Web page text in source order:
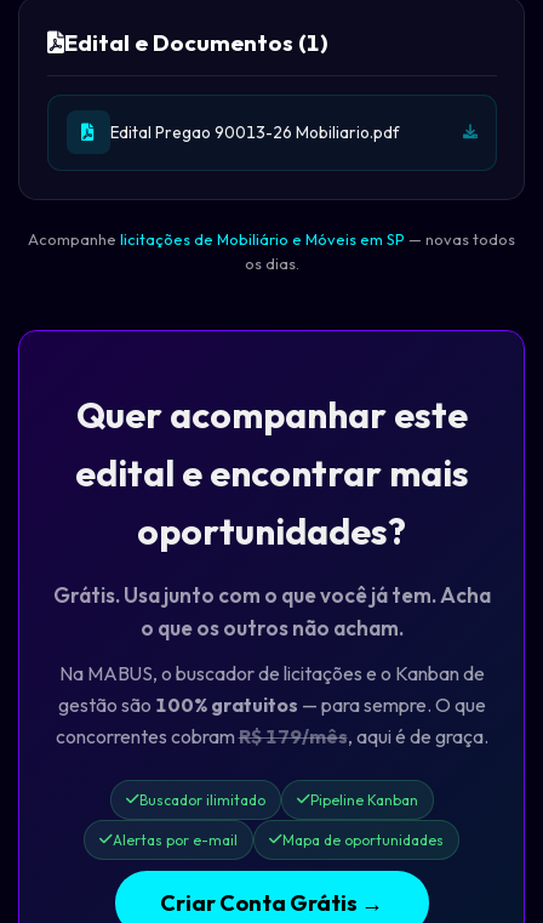
Edital e Documentos (1)
Edital Pregao 90013-26 Mobiliario.pdf
Acompanhe licitações de Mobiliário e Móveis em SP — novas todos
os dias.
Quer acompanhar este
edital e encontrar mais
oportunidades?
Grátis. Usa junto com o que você já tem. Acha
o que os outros não acham.
Na MABUS, o buscador de licitações e o Kanban de
gestão são 100% gratuitos — para sempre. O que
concorrentes cobramR$ 179/mês, aqui é de graça.
Buscador ilimitado Pipeline Kanban
Alertas por e-mail Mapa de oportunidades
Criar Conta Grátis →